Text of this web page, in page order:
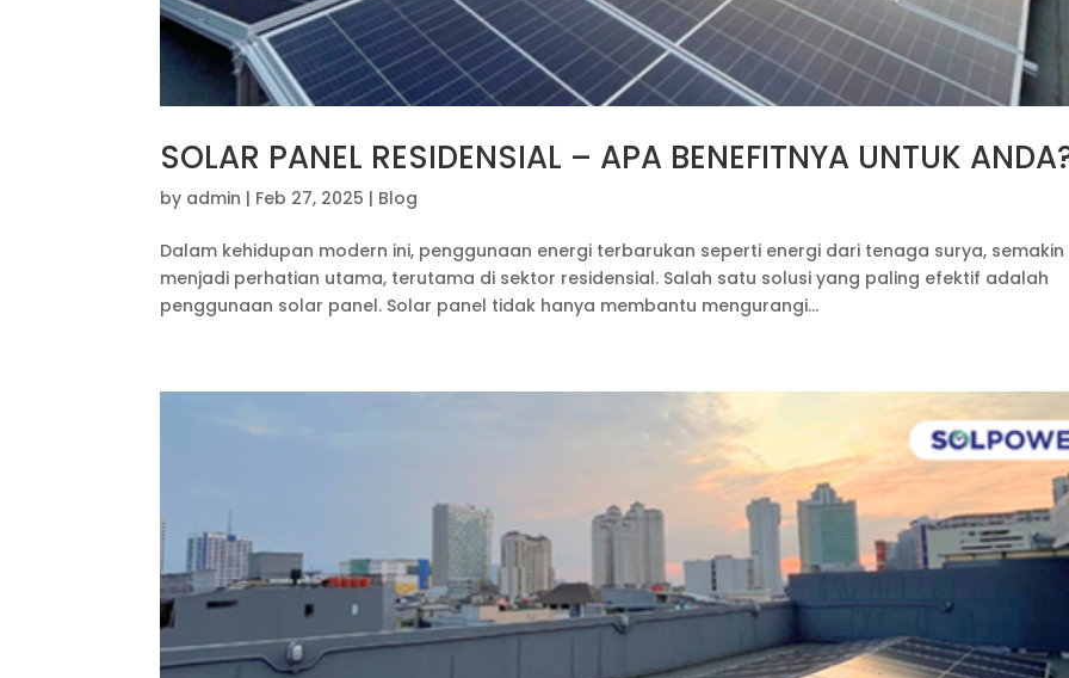
SOLAR PANEL RESIDENSIAL – APA BENEFITNYA UNTUK
by admin | Feb 27, 2025 | Blog
Dalam kehidupan modern ini, penggunaan energi terbarukan seperti energi dari tenaga surya, semakin
menjadi perhatian utama, terutama di sektor residensial. Salah satu solusi yang paling efektif adalah
penggunaan solar panel. Solar panel tidak hanya membantu mengurangi...